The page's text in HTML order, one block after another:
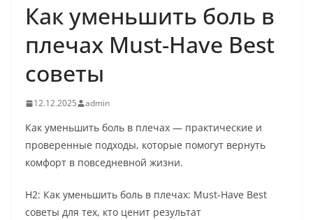
Как уменьшить боль в
плечах Must-Have Best
советы
12.12.2025 admin
Как уменьшить боль в плечах — практические и
проверенные подходы, которые помогут вернуть
комфорт в повседневной жизни.
H2: Как уменьшить боль в плечах: Must-Have Best
советы для тех, кто ценит результат